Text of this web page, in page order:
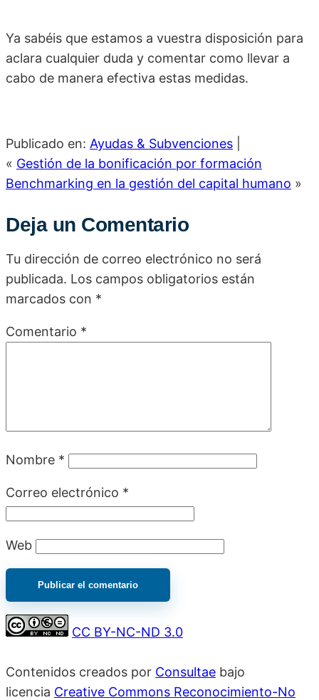
Ya sabéis que estamos a vuestra disposición para
aclara cualquier duda y comentar como llevar a
cabo de manera efectiva estas medidas.
Publicado en: Ayudas & Subvenciones
« Gestión de la bonificación por formación
Benchmarking en la gestión del capital humano »
Deja un Comentario
Tu dirección de correo electrónico no será
publicada. Los campos obligatorios están
marcados con *
Comentario *
Nombre *
Correo electrónico *
Web
CC BY-NC-ND 3.0
Contenidos creados por Consultae bajo
licencia Creative Commons Reconocimiento-No